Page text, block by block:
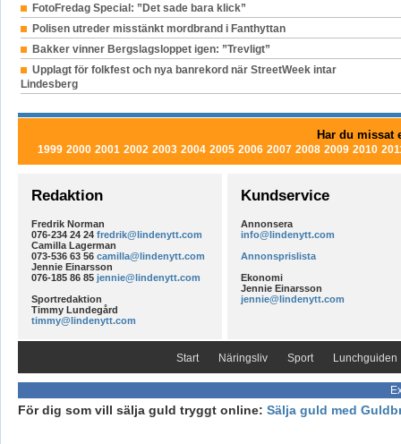
FotoFredag Special: ”Det sade bara klick”
Polisen utreder misstänkt mordbrand i Fanthyttan
Bakker vinner Bergslagsloppet igen: ”Trevligt”
Upplagt för folkfest och nya banrekord när StreetWeek intar
Lindesberg
Har du missat
1999 2000 2001 2002 2003 2004 2005 2006 2007 2008 2009 2010
Redaktion
Fredrik Norman
076-234 24 24 fredrik@lindenytt.com
Camilla Lagerman
073-536 63 56 camilla@lindenytt.com
Jennie Einarsson
076-185 86 85 jennie@lindenytt.com
Sportredaktion
Timmy Lundegård
timmy@lindenytt.com
Kundservice
Annonsera
info@lindenytt.com
Annonsprislista
Ekonomi
Jennie Einarsson
jennie@lindenytt.com
Start Näringsliv Sport Lunchguiden
För dig som vill sälja guld tryggt online: Sälja guld med